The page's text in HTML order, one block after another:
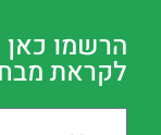
הרשמו כאן
לקראת